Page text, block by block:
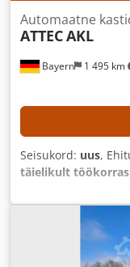
Bayern 1 495 km
Automaatne
ATTECAKL
Seisukord: uus,
täielikult töökorras